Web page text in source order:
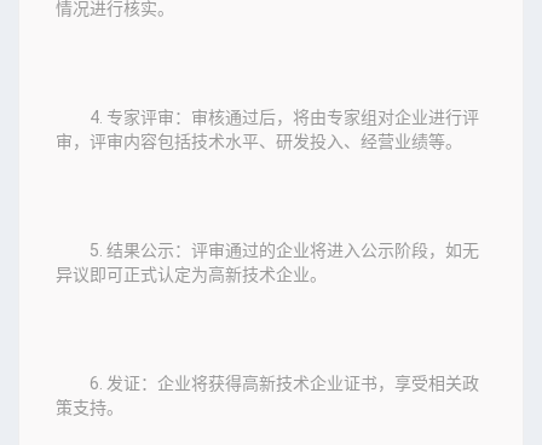
情况进行核实。
4. 专家评审：审核通过后，将由专家组对企业进行评
审，评审内容包括技术水平、研发投入、经营业绩等。
5. 结果公示：评审通过的企业将进入公示阶段，如无
异议即可正式认定为高新技术企业。
6. 发证：企业将获得高新技术企业证书，享受相关政
策支持。